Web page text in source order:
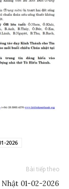
2026
Bài tiếp theo
Nhật 01-02-2026